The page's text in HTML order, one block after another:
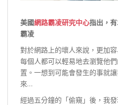
美國網路霸凌研究中心指出，
霸凌
對於網路上的壞人來說，更加
每個人都可以輕易地去瀏覽他
置。一想到可能會發生的事就
來…
經過五分鐘的「偷窺」後，我